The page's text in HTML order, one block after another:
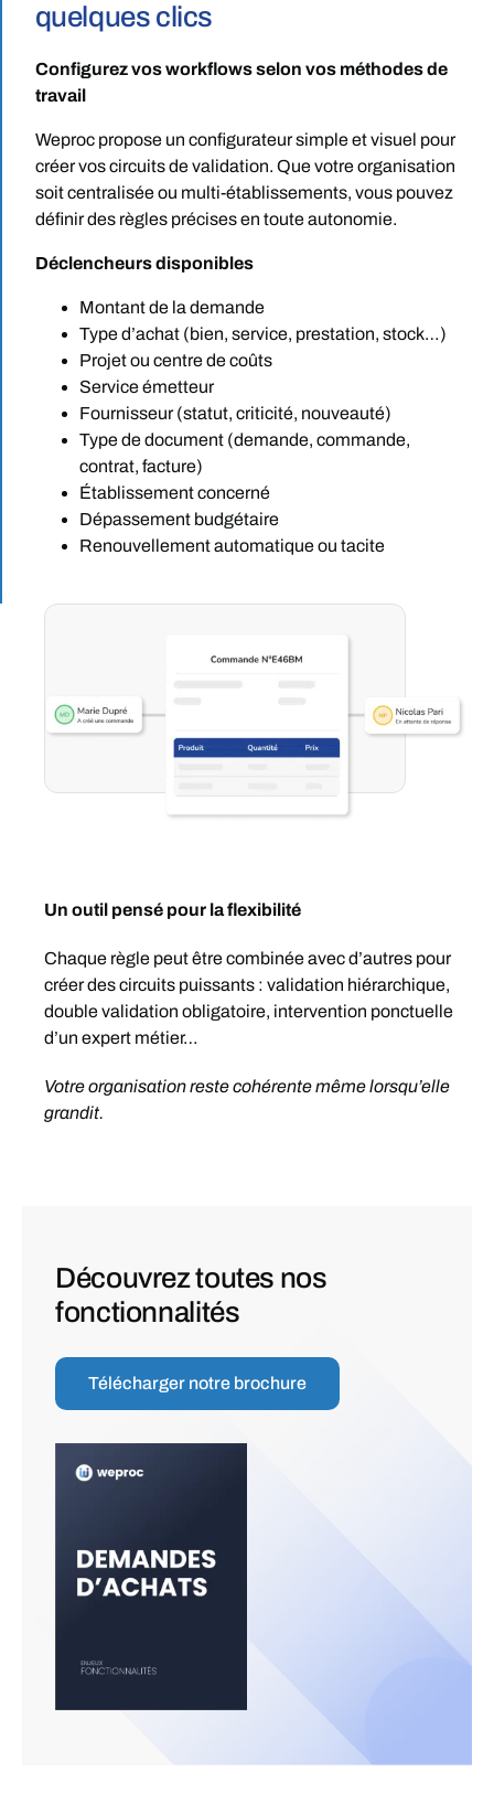
quelques clics
Configurez vos workflows selon vos méthodes de
travail
Weproc propose un configurateur simple et visuel pour
créer vos circuits de validation. Que votre organisation
soit centralisée ou multi-établissements, vous pouvez
définir des règles précises en toute autonomie.
Déclencheurs disponibles
Montant de la demande
Type d’achat (bien, service, prestation, stock…)
Projet ou centre de coûts
Service émetteur
Fournisseur (statut, criticité, nouveauté)
Type de document (demande, commande,
contrat, facture)
Établissement concerné
Dépassement budgétaire
Renouvellement automatique ou tacite
Un outil pensé pour la flexibilité
Chaque règle peut être combinée avec d’autres pour
créer des circuits puissants : validation hiérarchique,
double validation obligatoire, intervention ponctuelle
d’un expert métier…
Votre organisation reste cohérente même lorsqu’elle
grandit.
Découvrez toutes nos
fonctionnalités
Télécharger notre brochure